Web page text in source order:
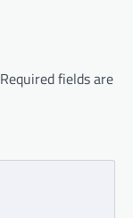
Required fields are